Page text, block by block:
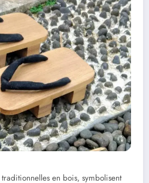
en bois, symbolisent